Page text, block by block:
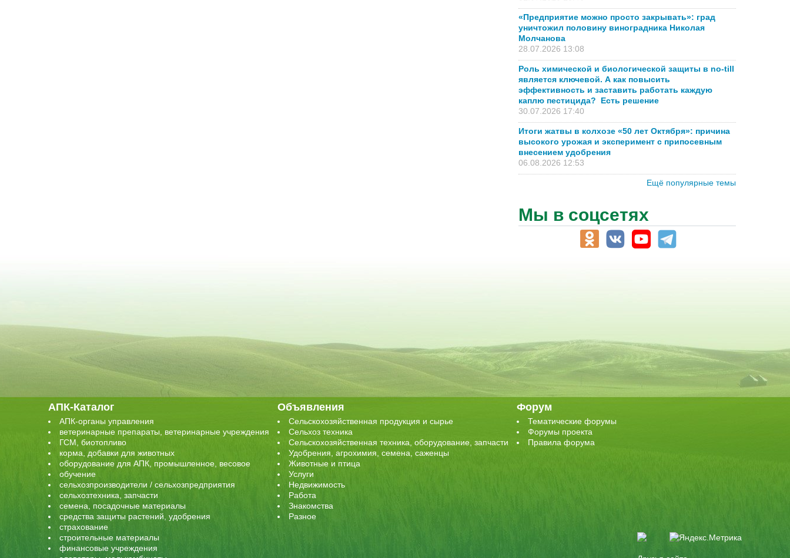
«Предприятие можно просто закрывать»: град
уничтожил половину виноградника Николая
Молчанова
28.07.2026 13:08
Роль химической и биологической защиты в no-till
является ключевой. А как повысить
эффективность и заставить работать каждую
каплю пестицида? Есть решение
30.07.2026 17:40
Итоги жатвы в колхозе «50 лет Октября»: причина
высокого урожая и эксперимент с припосевным
внесением удобрения
06.08.2026 12:53
Ещё популярные темы
Мы в соцсетях
АПК-Каталог
АПК-органы управления
ветеринарные препараты, ветеринарные учреждения
ГСМ, биотопливо
корма, добавки для животных
оборудование для АПК, промышленное, весовое
обучение
сельхозпроизводители / сельхозпредприятия
сельхозтехника, запчасти
семена, посадочные материалы
средства защиты растений, удобрения
страхование
строительные материалы
финансовые учреждения
Объявления
Сельскохозяйственная продукция и сырье
Сельхоз техника
Сельскохозяйственная техника, оборудование, запчасти
Удобрения, агрохимия, семена, саженцы
Животные и птица
Услуги
Недвижимость
Работа
Знакомства
Разное
Форум
Тематические форумы
Форумы проекта
Правила форума